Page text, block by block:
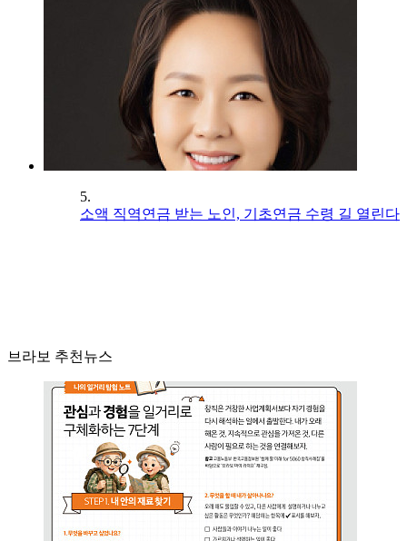
5.
소액 직역연금 받는 노인, 기초연금 수령 길 열린다
브라보 추천뉴스